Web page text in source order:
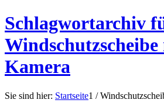
Schlagwortarchiv
Kamera
Sie sind hier: Startseite1 /